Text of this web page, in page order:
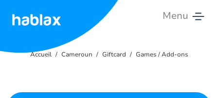
Menu
Tarifs
Accueil Cameroun Giftcard Games / Add-ons